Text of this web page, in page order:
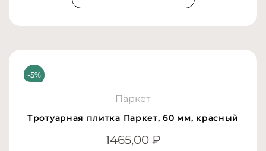
Паркет
Тротуарная плитка Паркет, 60 мм, красный
1465,00 ₽